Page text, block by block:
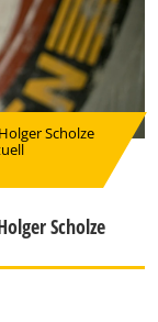
Scholze
Scholze